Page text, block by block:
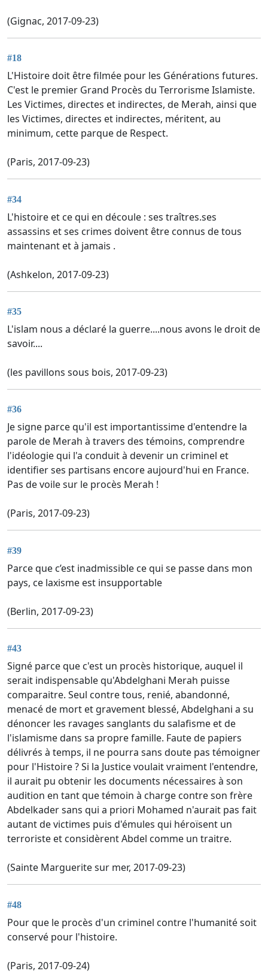
(Gignac, 2017-09-23)
#18
L'Histoire doit être filmée pour les Générations futures.
C'est le premier Grand Procès du Terrorisme Islamiste.
Les Victimes, directes et indirectes, de Merah, ainsi que
les Victimes, directes et indirectes, méritent, au
minimum, cette parque de Respect.
(Paris, 2017-09-23)
#34
L'histoire et ce qui en découle : ses traîtres.ses
assassins et ses crimes doivent être connus de tous
maintenant et à jamais .
(Ashkelon, 2017-09-23)
#35
L'islam nous a déclaré la guerre....nous avons le droit de
savoir....
(les pavillons sous bois, 2017-09-23)
#36
Je signe parce qu'il est importantissime d'entendre la
parole de Merah à travers des témoins, comprendre
l'idéologie qui l'a conduit à devenir un criminel et
identifier ses partisans encore aujourd'hui en France.
Pas de voile sur le procès Merah !
(Paris, 2017-09-23)
#39
Parce que c’est inadmissible ce qui se passe dans mon
pays, ce laxisme est insupportable
(Berlin, 2017-09-23)
#43
Signé parce que c'est un procès historique, auquel il
serait indispensable qu'Abdelghani Merah puisse
comparaitre. Seul contre tous, renié, abandonné,
menacé de mort et gravement blessé, Abdelghani a su
dénoncer les ravages sanglants du salafisme et de
l'islamisme dans sa propre famille. Faute de papiers
délivrés à temps, il ne pourra sans doute pas témoigner
pour l'Histoire ? Si la Justice voulait vraiment l'entendre,
il aurait pu obtenir les documents nécessaires à son
audition en tant que témoin à charge contre son frère
Abdelkader sans qui a priori Mohamed n'aurait pas fait
autant de victimes puis d'émules qui héroïsent un
terroriste et considèrent Abdel comme un traitre.
(Sainte Marguerite sur mer, 2017-09-23)
#48
Pour que le procès d'un criminel contre l'humanité soit
conservé pour l'histoire.
(Paris, 2017-09-24)